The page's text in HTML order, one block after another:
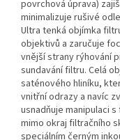
povrchová úprava)
minimalizuje rušivé
Ultra tenká objímka
objektivů a zaručuje
vnější strany rýhování
sundavání filtru. Celá
saténového hliníku,
vnitřní odrazy a navíc
usnadňuje manipulaci
mimo okraj filtračního
speciálním černým